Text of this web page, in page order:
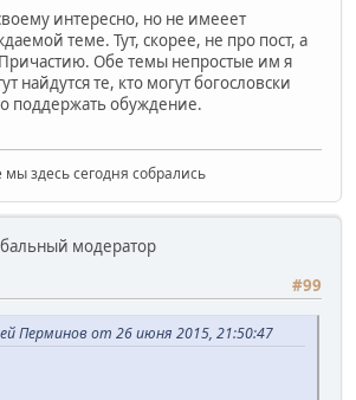
интересно, но не имееет
теме. Тут, скорее, не про пост, а
Причастию. Обе темы непростые им я
найдутся те, кто могут богословски
поддержать обуждение.
мы здесь сегодня собрались
модератор
#99
Перминов от 26 июня 2015, 21:50:47